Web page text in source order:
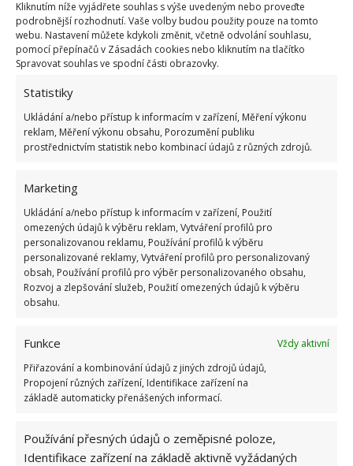
Kliknutím níže vyjádřete souhlas s výše uvedeným nebo proveďte
podrobnější rozhodnutí. Vaše volby budou použity pouze na tomto
webu. Nastavení můžete kdykoli změnit, včetně odvolání souhlasu,
pomocí přepínačů v Zásadách cookies nebo kliknutím na tlačítko
Spravovat souhlas ve spodní části obrazovky.
Statistiky
Ukládání a/nebo přístup k informacím v zařízení, Měření výkonu
reklam, Měření výkonu obsahu, Porozumění publiku
prostřednictvím statistik nebo kombinací údajů z různých zdrojů.
Marketing
Ukládání a/nebo přístup k informacím v zařízení, Použití
omezených údajů k výběru reklam, Vytváření profilů pro
personalizovanou reklamu, Používání profilů k výběru
personalizované reklamy, Vytváření profilů pro personalizovaný
obsah, Používání profilů pro výběr personalizovaného obsahu,
Rozvoj a zlepšování služeb, Použití omezených údajů k výběru
obsahu.
Funkce
Vždy aktivní
Přiřazování a kombinování údajů z jiných zdrojů údajů,
Propojení různých zařízení, Identifikace zařízení na
základě automaticky přenášených informací.
Používání přesných údajů o zeměpisné poloze,
Identifikace zařízení na základě aktivně vyžádaných
Retro kvíz o oblíbených autech v dobách
socialismu: Tehdejší řidiči musí získat 10 z 10
bodů
6.5.2026
Za tablety do myčky už v obchodě ani korunu.
Vyrobit si je doma zvládne každý a téměř
zadarmo
9.8.2026
Kapsle do pračky většina lidí používá špatně.